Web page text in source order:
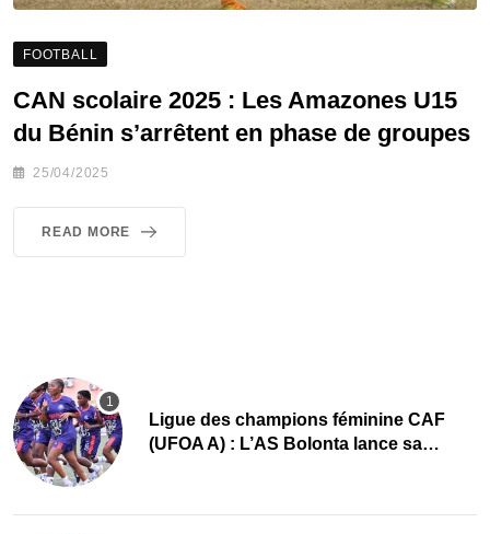
FOOTBALL
CAN scolaire 2025 : Les Amazones U15
du Bénin s’arrêtent en phase de groupes
25/04/2025
READ MORE
Ligue des champions féminine CAF
(UFOA A) : L’AS Bolonta lance sa